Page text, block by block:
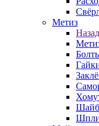
Метиз
Назад